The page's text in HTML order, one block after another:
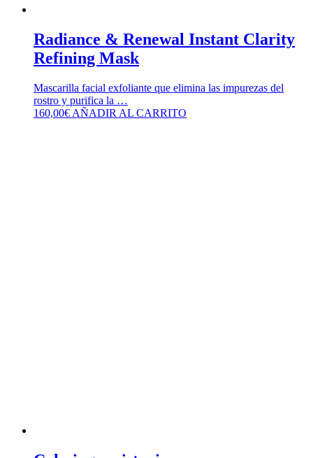
Radiance & Renewal Instant Clarity
Refining Mask
Mascarilla facial exfoliante que elimina las impurezas del
rostro y purifica la …
160,00€ AÑADIR AL CARRITO